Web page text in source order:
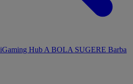
iGaming Hub A BOLA SUGERE Barba